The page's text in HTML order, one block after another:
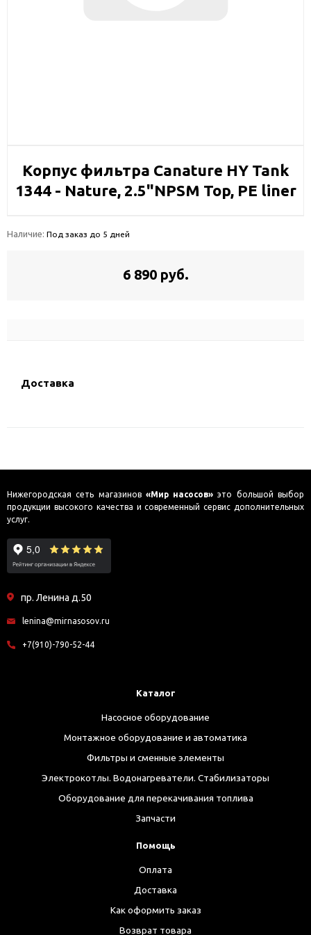
Корпус фильтра Canature HY Tank
1344 - Nature, 2.5"NPSM Top, PE liner
Наличие: Под заказ до 5 дней
6 890 руб.
Доставка
Нижегородская сеть магазинов «Мир насосов» это большой выбор
продукции высокого качества и современный сервис дополнительных
услуг.
пр. Ленина д.50
lenina@mirnasosov.ru
+7(910)-790-52-44
Каталог
Насосное оборудование
Монтажное оборудование и автоматика
Фильтры и сменные элементы
Электрокотлы. Водонагреватели. Стабилизаторы
Оборудование для перекачивания топлива
Запчасти
Помощь
Оплата
Доставка
Как оформить заказ
Возврат товара